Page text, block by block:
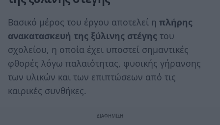
Βασικό μέρος του έργου αποτελεί η πλήρης
ανακατασκευή της ξύλινης στέγης του
σχολείου, η οποία έχει υποστεί σημαντικές
φθορές λόγω παλαιότητας, φυσικής γήρανσης
των υλικών και των επιπτώσεων από τις
καιρικές συνθήκες.